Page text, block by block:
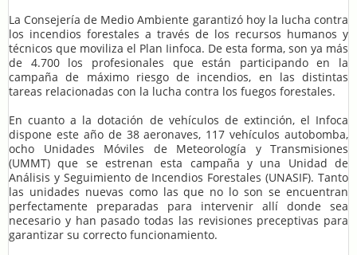
La Consejería de Medio Ambiente garantizó hoy la lucha contra
los incendios forestales a través de los recursos humanos y
técnicos que moviliza el Plan Iinfoca. De esta forma, son ya más
de 4.700 los profesionales que están participando en la
campaña de máximo riesgo de incendios, en las distintas
tareas relacionadas con la lucha contra los fuegos forestales.
En cuanto a la dotación de vehículos de extinción, el Infoca
dispone este año de 38 aeronaves, 117 vehículos autobomba,
ocho Unidades Móviles de Meteorología y Transmisiones
(UMMT) que se estrenan esta campaña y una Unidad de
Análisis y Seguimiento de Incendios Forestales (UNASIF). Tanto
las unidades nuevas como las que no lo son se encuentran
perfectamente preparadas para intervenir allí donde sea
necesario y han pasado todas las revisiones preceptivas para
garantizar su correcto funcionamiento.